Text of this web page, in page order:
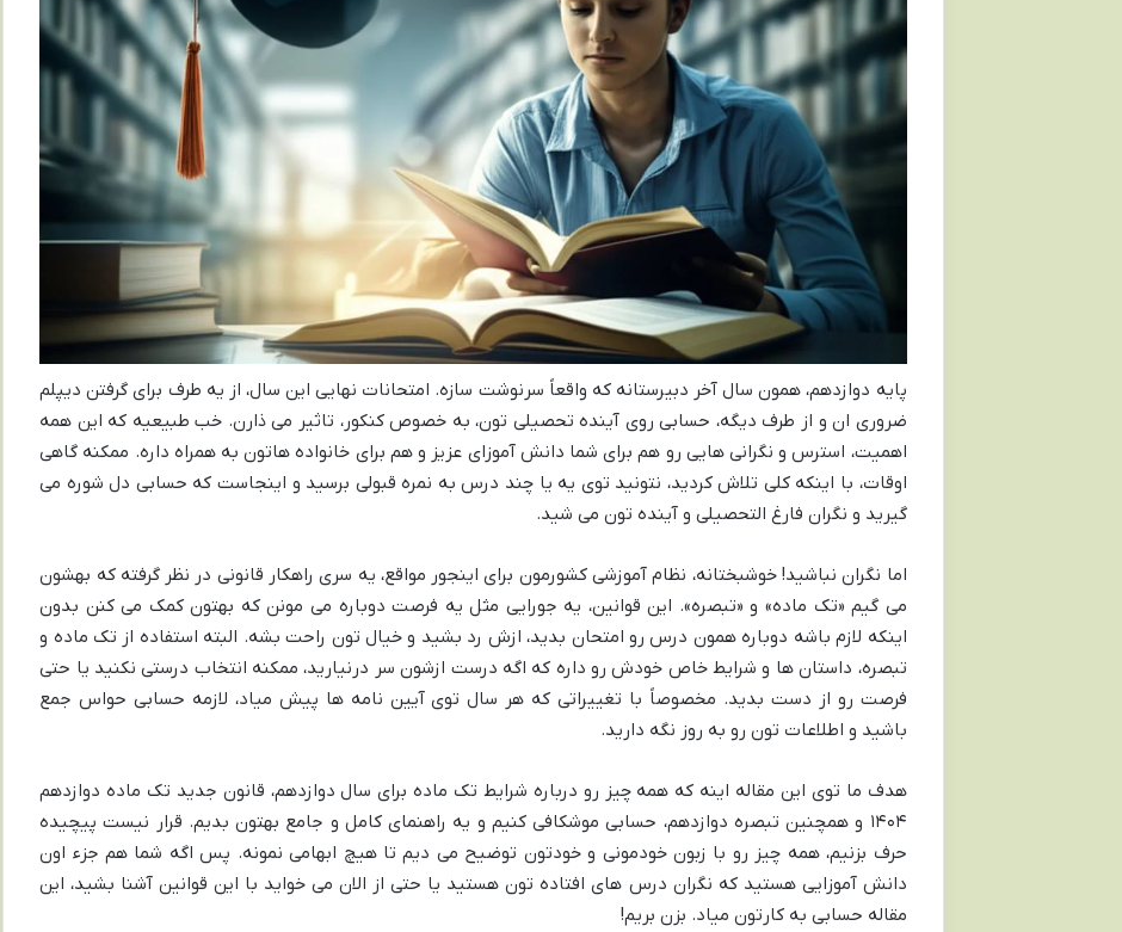
پایه دوازدهم، همون سال آخر دبیرستانه که واقعاً سرنوشت سازه. امتحانات نهایی این سال، از یه طرف برای گرفتن دیپلم
ضروری ان و از طرف دیگه، حسابی روی آینده تحصیلی تون، به خصوص کنکور، تاثیر می ذارن. خب طبیعیه که این همه
اهمیت، استرس و نگرانی هایی رو هم برای شما دانش آموزای عزیز و هم برای خانواده هاتون به همراه داره. ممکنه گاهی
اوقات، با اینکه کلی تلاش کردید، نتونید توی یه یا چند درس به نمره قبولی برسید و اینجاست که حسابی دل شوره می
گیرید و نگران فارغ التحصیلی و آینده تون می شید.
اما نگران نباشید! خوشبختانه، نظام آموزشی کشورمون برای اینجور مواقع، یه سری راهکار قانونی در نظر گرفته که بهشون
می گیم «تک ماده» و «تبصره». این قوانین، یه جورایی مثل یه فرصت دوباره می مونن که بهتون کمک می کنن بدون
اینکه لازم باشه دوباره همون درس رو امتحان بدید، ازش رد بشید و خیال تون راحت بشه. البته استفاده از تک ماده و
تبصره، داستان ها و شرایط خاص خودش رو داره که اگه درست ازشون سر درنیارید، ممکنه انتخاب درستی نکنید یا حتی
فرصت رو از دست بدید. مخصوصاً با تغییراتی که هر سال توی آیین نامه ها پیش میاد، لازمه حسابی حواس جمع
باشید و اطلاعات تون رو به روز نگه دارید.
هدف ما توی این مقاله اینه که همه چیز رو درباره شرایط تک ماده برای سال دوازدهم، قانون جدید تک ماده دوازدهم
۱۴۰۴ و همچنین تبصره دوازدهم، حسابی موشکافی کنیم و یه راهنمای کامل و جامع بهتون بدیم. قرار نیست پیچیده
حرف بزنیم، همه چیز رو با زبون خودمونی و خودتون توضیح می دیم تا هیچ ابهامی نمونه. پس اگه شما هم جزء اون
دانش آموزایی هستید که نگران درس های افتاده تون هستید یا حتی از الان می خواید با این قوانین آشنا بشید، این
مقاله حسابی به کارتون میاد. بزن بریم!